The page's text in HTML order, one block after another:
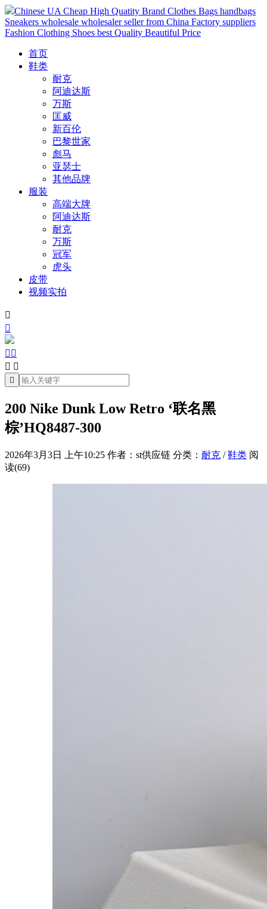
Chinese UA Cheap High Quatity Brand Clothes Bags handbags
Sneakers wholesale wholesaler seller from China Factory suppliers
Fashion Clothing Shoes best Quality Beautiful Price
首页
鞋类
耐克
阿迪达斯
万斯
匡威
新百伦
巴黎世家
彪马
亚瑟士
其他品牌
服装
高端大牌
阿迪达斯
耐克
万斯
冠军
虎头
皮带
视频实拍


 
 

200 Nike Dunk Low Retro ‘联名黑
棕’HQ8487-300
2026年3月3日 上午10:25 作者：st供应链 分类： 耐克 /鞋类 阅
读(69)